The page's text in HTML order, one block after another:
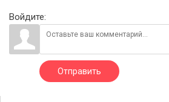
Войдите:
Отправить